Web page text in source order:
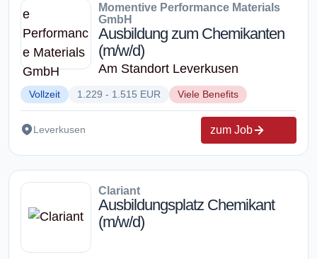
Momentive Performance Materials
GmbH
Ausbildung zum Chemikanten
(m/w/d)
Am Standort Leverkusen
Vollzeit 1.229 - 1.515 EUR Viele Benefits
Leverkusen zum Job
Clariant
Ausbildungsplatz Chemikant
(m/w/d)